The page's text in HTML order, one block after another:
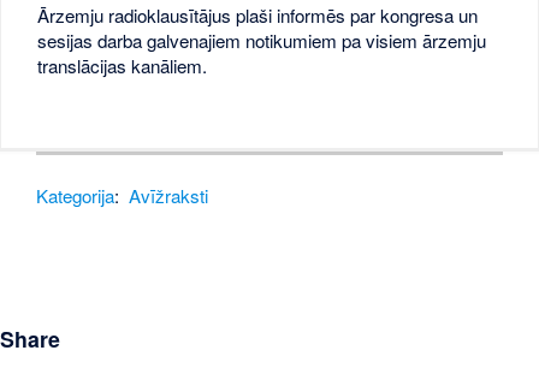
Ārzemju radioklausītājus plaši informēs par kongresa un
sesijas darba galvenajiem notikumiem pa visiem ārzemju
translācijas kanāliem.
Kategorija: Avīžraksti
Share